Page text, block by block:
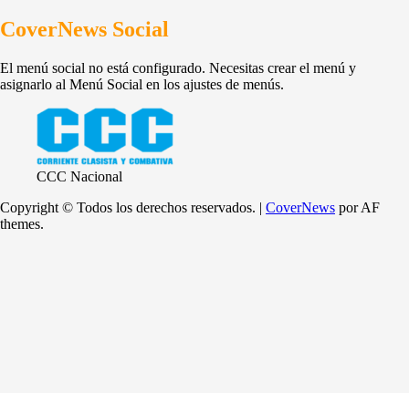
CoverNews Social
El menú social no está configurado. Necesitas crear el menú y
asignarlo al Menú Social en los ajustes de menús.
CCC Nacional
Copyright © Todos los derechos reservados. | CoverNews por AF
themes.